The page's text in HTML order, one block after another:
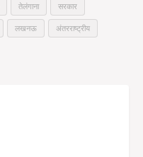
तेलंगाना सरकार
लखनऊ अंतरराष्ट्रीय